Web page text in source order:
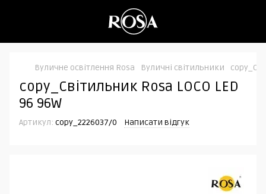
Вуличне освітлення Rosa Вуличні світильники
copy_Світильник Rosa LOCO LED
96 96W
Артикул: copy_2226037/0 Написати відгук